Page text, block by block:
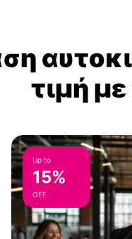
τιμή
Up to
15%
OFF